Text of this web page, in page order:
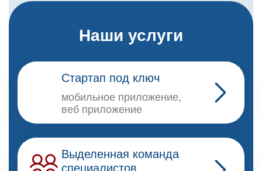
Наши услуги
Стартап под ключ
мобильное приложение,
веб приложение
Выделенная команда
специалистов